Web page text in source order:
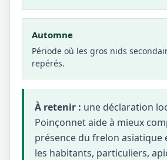
Automne
Période où les gros nids
repérés.
À retenir : une déclaration
Poinçonnet aide à mieux
présence du frelon asiatique
les habitants, particuliers,